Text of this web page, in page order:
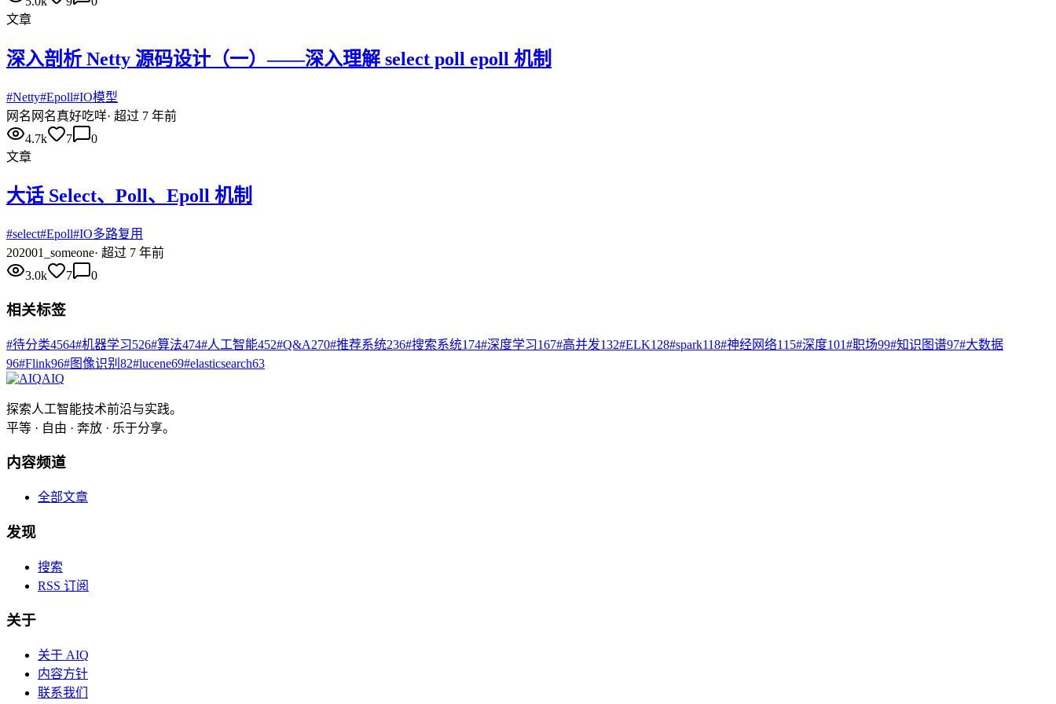
文章
深入剖析 Netty 源码设计（一）——深入理解 select poll epoll 机制
#Netty#Epoll#IO模型
网名 网名真好吃咩· 超过 7 年前
4.7k
7
0
文章
大话 Select、Poll、Epoll 机制
#select#Epoll#IO多路复用
202001_someone· 超过 7 年前
3.0k
7 0
相关标签
#待分类4564#机器学习526#算法474#人工智能452#Q&A270#推荐系统236#搜索系统174#深度学习167#高并发132#ELK128#spark118#神经网络115#深度101#职场99#知识图谱97#大数据
96#Flink96#图像识别 82#lucene69#elasticsearch63
AIQ
探索人工智能技术前沿与实践。
平等 · 自由 · 奔放 · 乐于分享。
内容频道
全部文章
发现
搜索
RSS 订阅
关于
关于 AIQ
内容方针
联系我们